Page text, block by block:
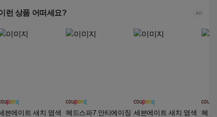
런 상품 어떠세요?
븐에이트 새치 염색
헤드스파7 안티에이징 세븐에이트 새치 염색
헤드